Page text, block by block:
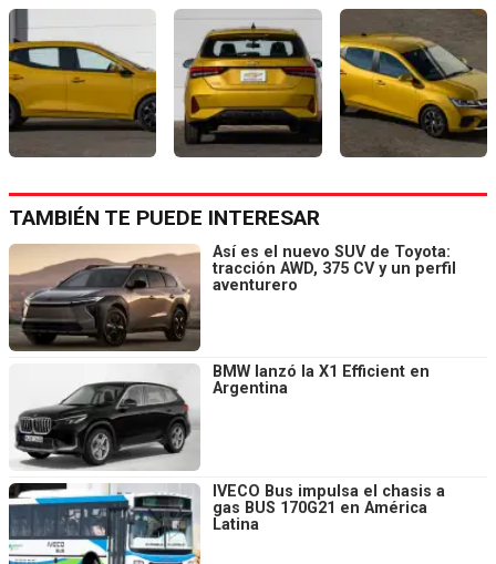
TAMBIÉN TE PUEDE INTERESAR
Así es el nuevo SUV de Toyota:
tracción AWD, 375 CV y un perfil
aventurero
BMW lanzó la X1 Efficient en
Argentina
IVECO Bus impulsa el chasis a
gas BUS 170G21 en América
Latina